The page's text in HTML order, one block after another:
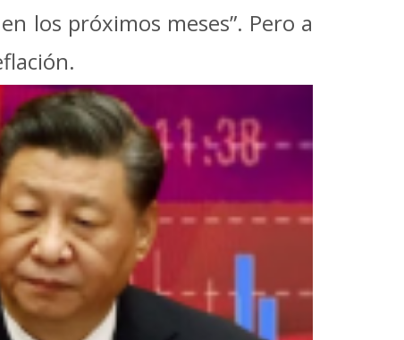
los próximos meses”. Pero a